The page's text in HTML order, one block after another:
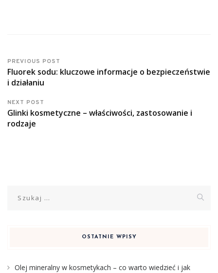
PREVIOUS POST
Fluorek sodu: kluczowe informacje o bezpieczeństwie
i działaniu
NEXT POST
Glinki kosmetyczne – właściwości, zastosowanie i
rodzaje
OSTATNIE WPISY
Olej mineralny w kosmetykach – co warto wiedzieć i jak